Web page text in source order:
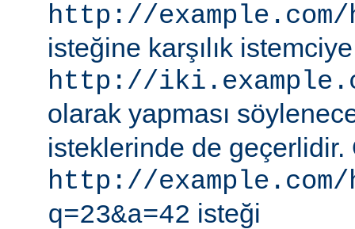
http://
isteğine karşılık
http://
olarak yapması
isteklerinde de geçerlidir.
http://
q=23&a=42 isteği